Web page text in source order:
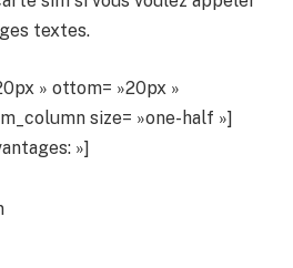
textes.
» ottom= »20px »
size= »one-half »]
»]